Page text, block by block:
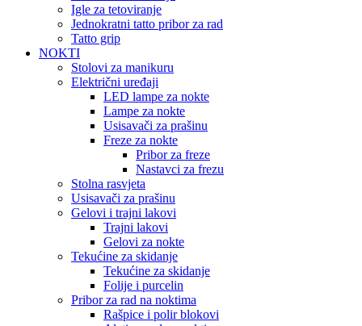
Igle za tetoviranje
Jednokratni tatto pribor za rad
Tatto grip
NOKTI
Stolovi za manikuru
Električni uređaji
LED lampe za nokte
Lampe za nokte
Usisavači za prašinu
Freze za nokte
Pribor za freze
Nastavci za frezu
Stolna rasvjeta
Usisavači za prašinu
Gelovi i trajni lakovi
Trajni lakovi
Gelovi za nokte
Tekućine za skidanje
Tekućine za skidanje
Folije i purcelin
Pribor za rad na noktima
Rašpice i polir blokovi